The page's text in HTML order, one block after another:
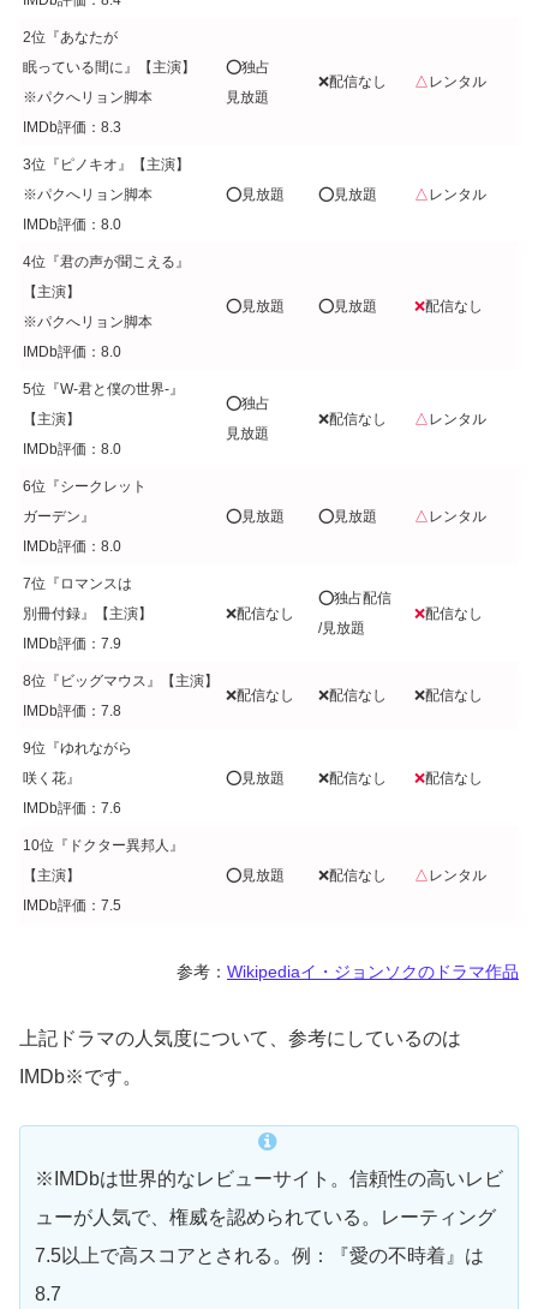
2位『あなたが
眠っている間に』【主演】
※パクへリョン脚本
IMDb評価：8.3
⭕️独占
見放題
❌配信なし △レンタル
3位『ピノキオ』【主演】
※パクへリョン脚本
IMDb評価：8.0
⭕️見放題 ⭕️見放題 △レンタル
4位『君の声が聞こえる』
【主演】
※パクへリョン脚本
IMDb評価：8.0
⭕️見放題 ⭕️見放題 ❌配信なし
5位『W-君と僕の世界-』
【主演】
IMDb評価：8.0
⭕️独占
見放題
❌配信なし △レンタル
6位『シークレット
ガーデン』
IMDb評価：8.0
⭕️見放題 ⭕️見放題 △レンタル
7位『ロマンスは
別冊付録』【主演】
IMDb評価：7.9
❌配信なし
⭕️独占配信
/見放題
❌配信なし
8位『ビッグマウス』【主演】
IMDb評価：7.8
❌配信なし ❌配信なし ❌配信なし
9位『ゆれながら
咲く花』
IMDb評価：7.6
⭕️見放題 ❌配信なし ❌配信なし
10位『ドクター異邦人』
【主演】
IMDb評価：7.5
⭕️見放題 ❌配信なし △レンタル
参考： Wikipediaイ・ジョンソクのドラマ作品
上記ドラマの人気度について、参考にしているのは
IMDb※です。
※IMDbは世界的なレビューサイト。信頼性の高いレビ
ューが人気で、権威を認められている。レーティング
7.5以上で高スコアとされる。例：『愛の不時着』は
8.7